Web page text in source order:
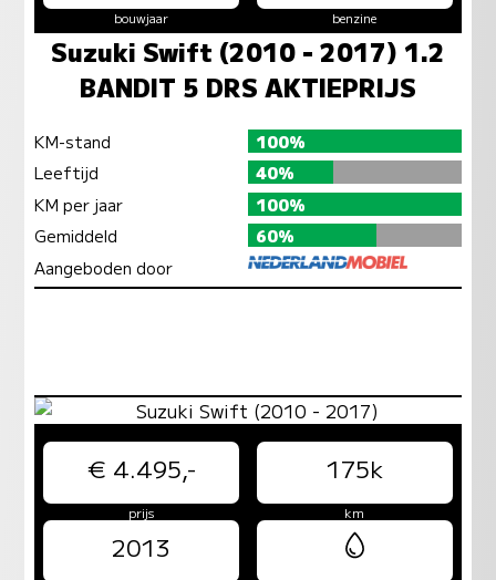
bouwjaar benzine
Suzuki Swift (2010 - 2017) 1.2
BANDIT 5 DRS AKTIEPRIJS
KM-stand
100%
Leeftijd
40%
KM per jaar
100%
Gemiddeld
60%
Aangeboden door
€ 4.495,- 175k
prijs km
2013